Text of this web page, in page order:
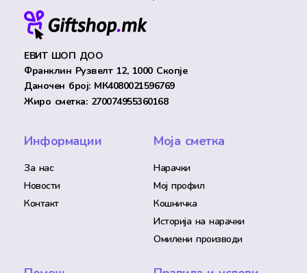
ЕВИТ ШОП ДОО
Франклин Рузвелт 12, 1000 Скопје
Даночен број: МК4080021596769
Жиро сметка: 270074955360168
Информации
За нас
Новости
Контакт
Моја сметка
Нарачки
Мој профил
Кошничка
Историја на нарачки
Омилени производи